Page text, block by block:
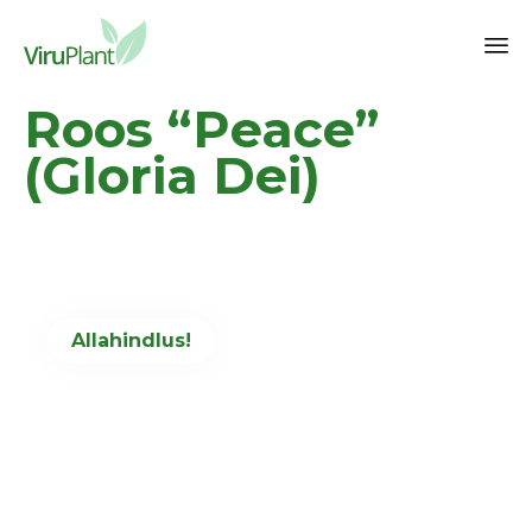
Roos “Peace”
(Gloria Dei)
Allahindlus!